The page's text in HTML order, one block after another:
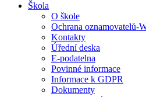
Škola
O škole
Ochrana
Kontakty
Úřední deska
E-podatelna
Povinné informace
Informace k GDPR
Dokumenty